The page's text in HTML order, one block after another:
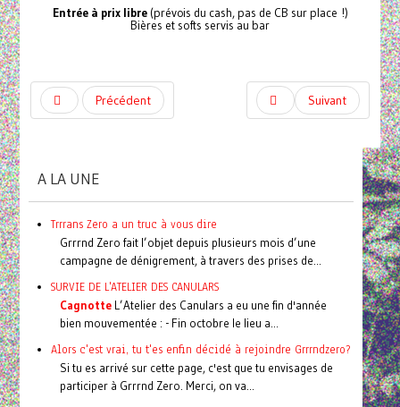
Entrée à prix libre (prévois du cash, pas de CB sur place !)
Bières et softs servis au bar
Précédent Suivant
A LA UNE
Trrrans Zero a un truc à vous dire
Grrrnd Zero fait l’objet depuis plusieurs mois d’une
campagne de dénigrement, à travers des prises de...
SURVIE DE L'ATELIER DES CANULARS
CagnotteL’Atelier des Canulars a eu une fin d'année
bien mouvementée : - Fin octobre le lieu a...
Alors c'est vrai, tu t'es enfin décidé à rejoindre Grrrndzero?
Si tu es arrivé sur cette page, c'est que tu envisages de
participer à Grrrnd Zero. Merci, on va...